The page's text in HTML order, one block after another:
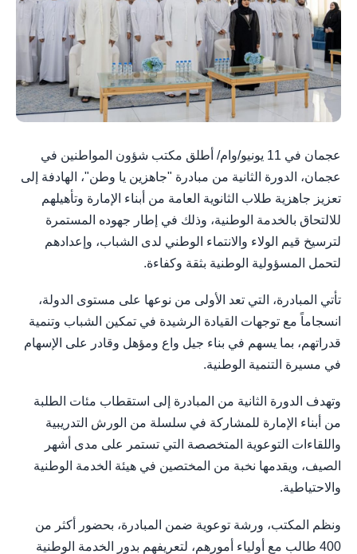
عجمان في 11 يونيو/وام/ أطلق مكتب شؤون المواطنين في
عجمان، الدورة الثانية من مبادرة "جاهزين يا وطن"، الهادفة إلى
تعزيز جاهزية طلاب الثانوية العامة من أبناء الإمارة وتأهيلهم
للالتحاق بالخدمة الوطنية، وذلك في إطار جهوده المستمرة
لترسيخ قيم الولاء والانتماء الوطني لدى الشباب، وإعدادهم
لتحمل المسؤولية الوطنية بثقة وكفاءة.
تأتي المبادرة، التي تعد الأولى من نوعها على مستوى الدولة،
انسجاماً مع توجهات القيادة الرشيدة في تمكين الشباب وتنمية
قدراتهم، بما يسهم في بناء جيل واع ومؤهل وقادر على الإسهام
في مسيرة التنمية الوطنية.
وتهدف الدورة الثانية من المبادرة إلى استقطاب مئات الطلبة
من أبناء الإمارة للمشاركة في سلسلة من الورش التدريبية
واللقاءات التوعوية المتخصصة التي تستمر على مدى أشهر
الصيف، ويقدمها نخبة من المختصين في هيئة الخدمة الوطنية
والاحتياطية.
ونظم المكتب، ورشة توعوية ضمن المبادرة، بحضور أكثر من
400 طالب مع أولياء أمورهم، لتعريفهم بدور الخدمة الوطنية